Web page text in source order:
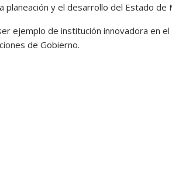
y el desarrollo del Estado de
ejemplo de institución innovadora en
de Gobierno.